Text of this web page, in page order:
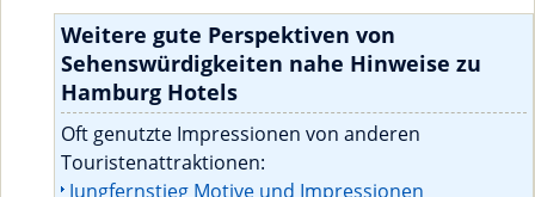
Weitere gute Perspektiven von
Sehenswürdigkeiten nahe Hinweise zu
Hamburg Hotels
Oft genutzte Impressionen von anderen
Touristenattraktionen:
Jungfernstieg Motive und Impressionen